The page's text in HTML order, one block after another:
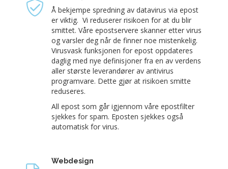
Å bekjempe spredning av datavirus via epost
er viktig. Vi reduserer risikoen for at du blir
smittet. Våre epostservere skanner etter virus
og varsler deg når de finner noe mistenkelig.
Virusvask funksjonen for epost oppdateres
daglig med nye definisjoner fra en av verdens
aller største leverandører av antivirus
programvare. Dette gjør at risikoen smitte
reduseres.
All epost som går igjennom våre epostfilter
sjekkes for spam. Eposten sjekkes også
automatisk for virus.
Webdesign